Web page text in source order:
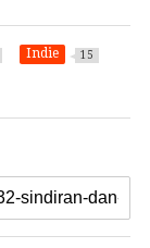
Indie 15